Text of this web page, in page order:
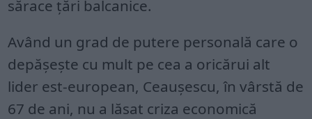
sărace țări balcanice.
Având un grad de putere personală care o
depășește cu mult pe cea a oricărui alt
lider est-european, Ceaușescu, în vârstă de
67 de ani, nu a lăsat criza economică